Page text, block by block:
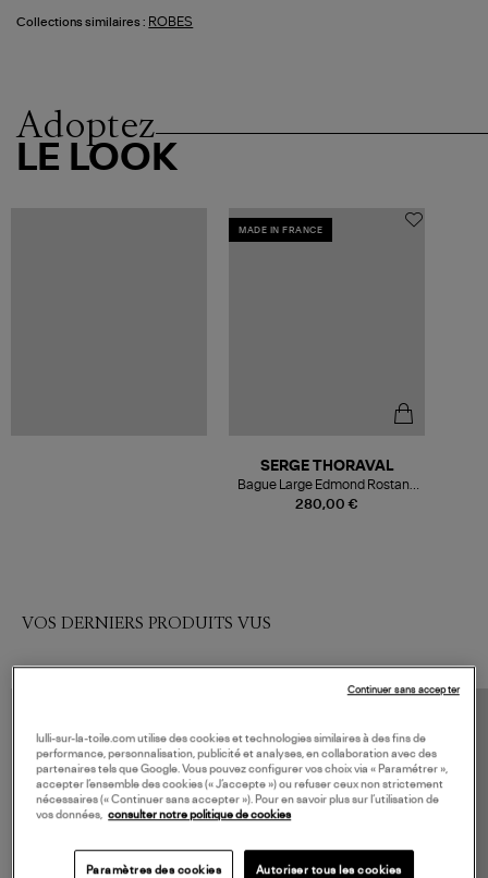
Collections similaires : ROBES
Adoptez
LE LOOK
MADE IN FRANCE
280,00 €
SERGE THORAVAL
Bague Large Edmond Rostand
Un Baiser Argent
VOS DERNIERS PRODUITS VUS
lulli-sur-la-toile.com utilise des cookies et technologies similaires à des fins de
performance, personnalisation, publicité et analyses, en collaboration avec des
partenaires tels que Google. Vous pouvez configurer vos choix via « Paramétrer »,
accepter l’ensemble des cookies (« J’accepte ») ou refuser ceux non strictement
nécessaires (« Continuer sans accepter »). Pour en savoir plus sur l’utilisation de
vos données,
consulter notre politique de cookies
Paramètres des cookies Autoriser tous les cookies
Continuer sans accepter